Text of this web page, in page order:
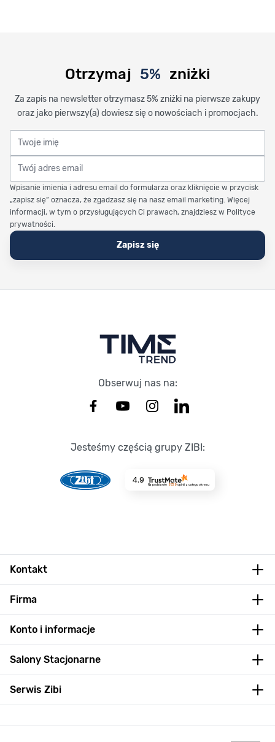
Otrzymaj 5% zniżki
Za zapis na newsletter otrzymasz 5% zniżki na pierwsze zakupy
oraz jako pierwszy(a) dowiesz się o nowościach i promocjach.
Twoje imię
Twój adres email
Wpisanie imienia i adresu email do formularza oraz kliknięcie w przycisk
„zapisz się” oznacza, że zgadzasz się na nasz email marketing. Więcej
informacji, w tym o przysługujących Ci prawach, znajdziesz w Polityce
prywatności.
Zapisz się
Obserwuj nas na:
Jesteśmy częścią grupy ZIBI:
4.9
Na podstawie 8729opinii z całego okresu
Kontakt
Firma
Konto i informacje
Salony Stacjonarne
Serwis Zibi